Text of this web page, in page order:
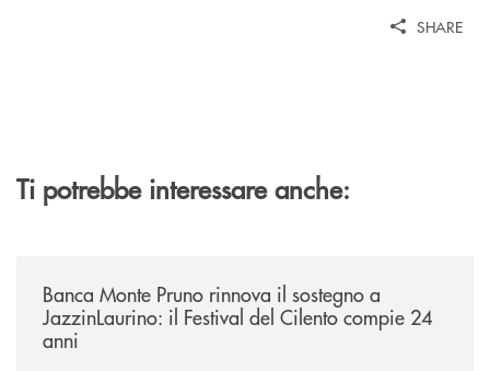
SHARE
Ti potrebbe interessare anche:
Banca Monte Pruno rinnova il sostegno a
JazzinLaurino: il Festival del Cilento compie 24
anni